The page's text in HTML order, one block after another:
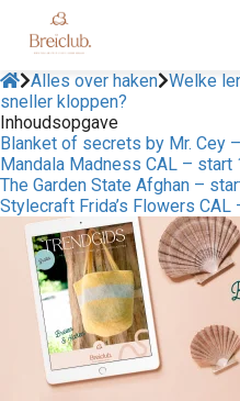
Alles over haken Welke
sneller kloppen?
Inhoudsopgave
Blanket of secrets by Mr. Cey
Mandala Madness CAL – start
The Garden State Afghan –
Stylecraft Frida’s Flowers